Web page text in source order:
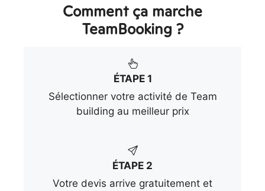
Comment ça marche
TeamBooking ?
ÉTAPE 1
Sélectionner votre activité de Team
building au meilleur prix
ÉTAPE 2
Votre devis arrive gratuitement et